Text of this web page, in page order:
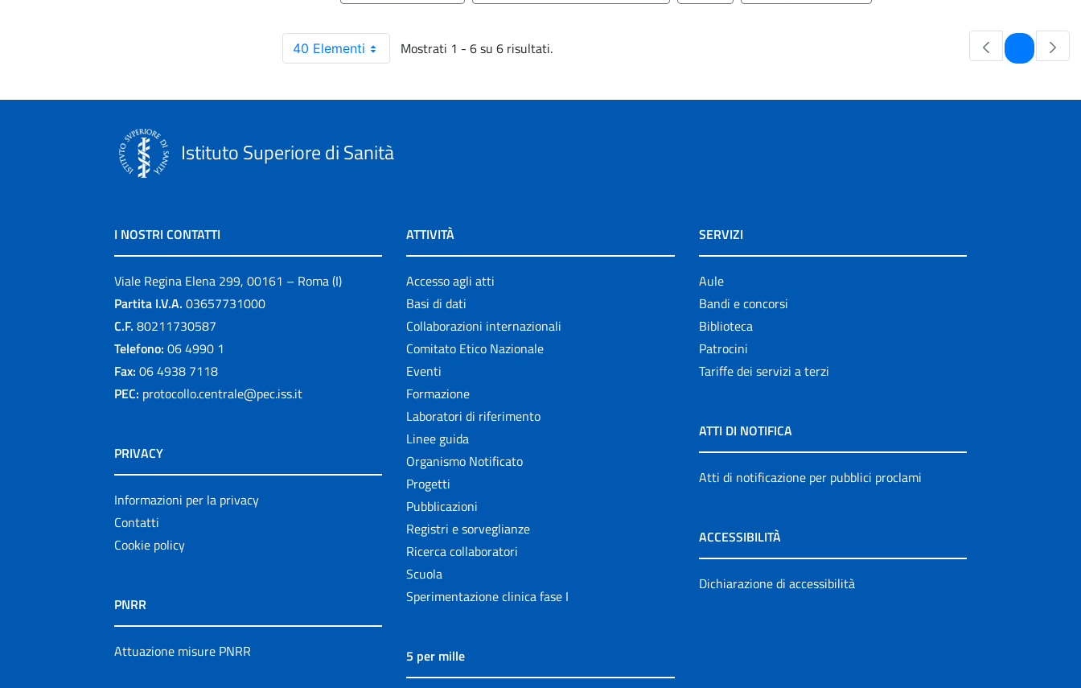
40 Elementi Mostrati 1 - 6 su 6 risultati. Pagina
Istituto Superiore di Sanità
I NOSTRI CONTATTI
Viale Regina Elena 299, 00161 – Roma (I)
Partita I.V.A. 03657731000
C.F. 80211730587
Telefono: 06 4990 1
Fax: 06 4938 7118
PEC: protocollo.centrale@pec.iss.it
PRIVACY
Informazioni per la privacy
Contatti
Cookie policy
PNRR
Attuazione misure PNRR
ATTIVITÀ
Accesso agli atti
Basi di dati
Collaborazioni internazionali
Comitato Etico Nazionale
Eventi
Formazione
Laboratori di riferimento
Linee guida
Organismo Notificato
Progetti
Pubblicazioni
Registri e sorveglianze
Ricerca collaboratori
Scuola
Sperimentazione clinica fase I
5 per mille
SERVIZI
Aule
Bandi e concorsi
Biblioteca
Patrocini
Tariffe dei servizi a terzi
ATTI DI NOTIFICA
Atti di notificazione per pubblici proclami
ACCESSIBILITÀ
Dichiarazione di accessibilità